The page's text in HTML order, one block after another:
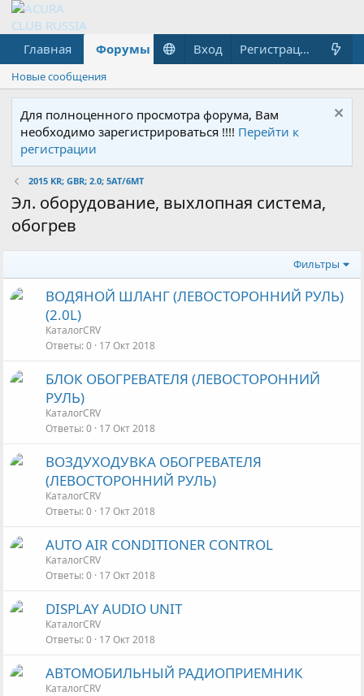
Главная Форумы Что нового? Гараж
Вход Регистрация
Новые сообщения
Для полноценного просмотра форума, Вам
необходимо зарегистрироваться !!!! Перейти к
регистрации
2015 KR; GBR; 2.0; 5AT/6MT
Эл. оборудование, выхлопная система,
обогрев
Фильтры
ВОДЯНОЙ ШЛАНГ (ЛЕВОСТОРОННИЙ РУЛЬ)
(2.0L)
КаталогCRV
Ответы 0 17 Окт 2018
БЛОК ОБОГРЕВАТЕЛЯ (ЛЕВОСТОРОННИЙ
РУЛЬ)
КаталогCRV
Ответы 0 17 Окт 2018
ВОЗДУХОДУВКА ОБОГРЕВАТЕЛЯ
(ЛЕВОСТОРОННИЙ РУЛЬ)
КаталогCRV
Ответы 0 17 Окт 2018
AUTO AIR CONDITIONER CONTROL
КаталогCRV
Ответы 0 17 Окт 2018
DISPLAY AUDIO UNIT
КаталогCRV
Ответы 0 17 Окт 2018
АВТОМОБИЛЬНЫЙ РАДИОПРИЕМНИК
КаталогCRV